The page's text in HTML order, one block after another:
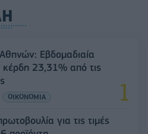
Εβδομαδιαία
23,31% από τις
ΟΙΚΟΝΟΜΙΑ
για τις τιμές